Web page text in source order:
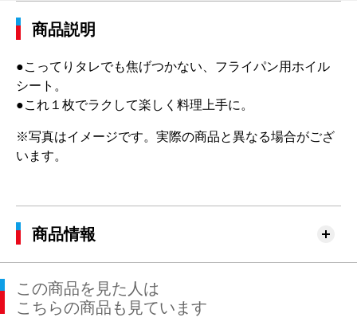
商品説明
●こってりタレでも焦げつかない、フライパン用ホイル
シート。
●これ１枚でラクして楽しく料理上手に。
※写真はイメージです。実際の商品と異なる場合がござ
います。
商品情報
この商品を見た人は
こちらの商品も見ています